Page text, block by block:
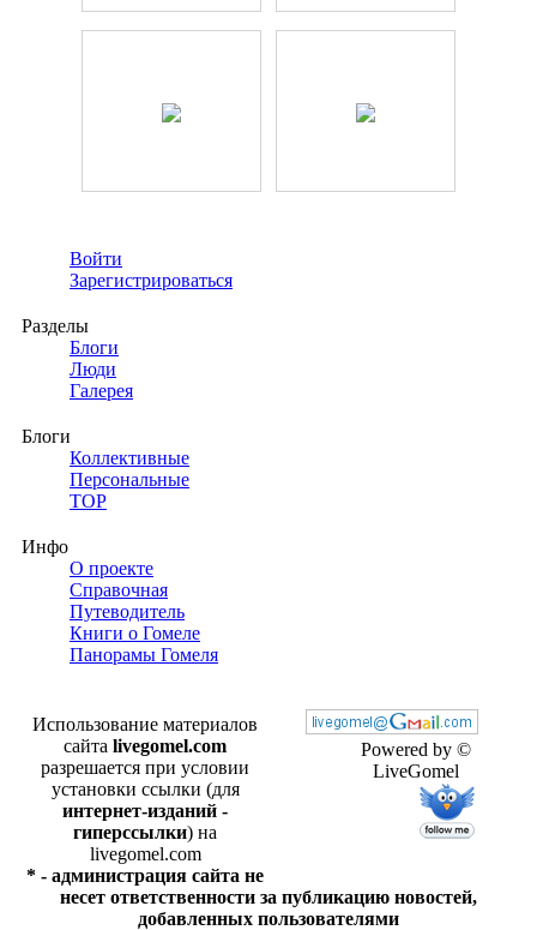
Войти
Зарегистрироваться
Разделы
Блоги
Люди
Галерея
Блоги
Коллективные
Персональные
TOP
Инфо
О проекте
Справочная
Путеводитель
Книги о Гомеле
Панорамы Гомеля
Powered by ©
LiveGomel
Использование материалов
сайта livegomel.com
разрешается при условии
установки ссылки (для
интернет-изданий -
гиперссылки) на
livegomel.com
* - администрация сайта не
несет ответственности за публикацию новостей,
добавленных пользователями